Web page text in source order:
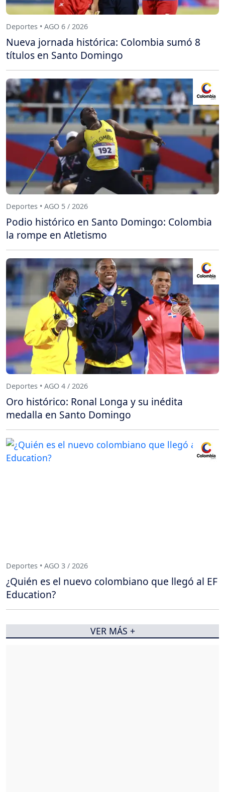
Deportes • AGO 6 / 2026
Nueva jornada histórica: Colombia sumó 8
títulos en Santo Domingo
Deportes • AGO 5 / 2026
Podio histórico en Santo Domingo: Colombia
la rompe en Atletismo
Deportes • AGO 4 / 2026
Oro histórico: Ronal Longa y su inédita
medalla en Santo Domingo
Deportes • AGO 3 / 2026
¿Quién es el nuevo colombiano que llegó al EF
Education?
VER MÁS +